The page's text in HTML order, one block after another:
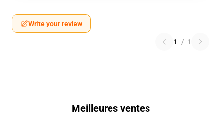
Write your review
1 / 1
Meilleures ventes